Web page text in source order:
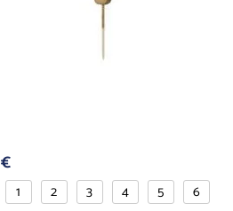
€
1 2 3 4 5
6